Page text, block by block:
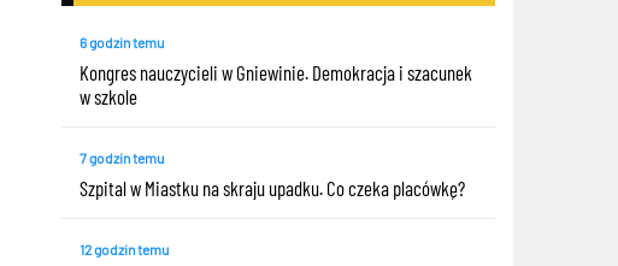
6 godzin temu
Kongres nauczycieli w Gniewinie. Demokracja i szacunek
w szkole
7 godzin temu
Szpital w Miastku na skraju upadku. Co czeka placówkę?
12 godzin temu